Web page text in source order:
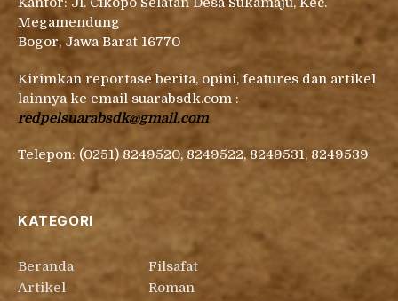
Megamendung
Bogor, Jawa Barat 16770
Kirimkan reportase berita, opini, features dan artikel
lainnya ke email suarabsdk.com :
redpelsuarabsdk@gmail.com
Telepon: (0251) 8249520, 8249522, 8249531, 8249539
KATEGORI
Beranda
Artikel
Filsafat
Roman